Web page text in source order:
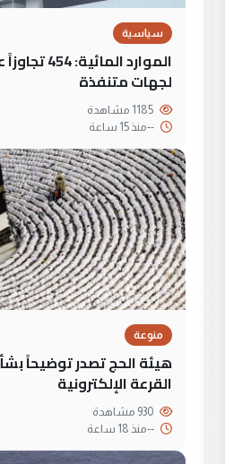
سياسية
الموارد
لجهات متنفذة
--منذ 15 ساعة
منوعة
هيئة الحج تصدر توضيحاً
القرعة الإلكترونية
--منذ 18 ساعة